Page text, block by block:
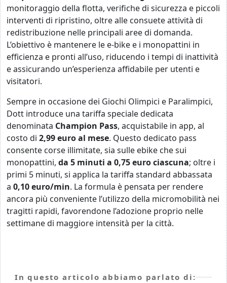
monitoraggio della flotta, verifiche di sicurezza e piccoli
interventi di ripristino, oltre alle consuete attività di
redistribuzione nelle principali aree di domanda.
L’obiettivo è mantenere le e-bike e i monopattini in
efficienza e pronti all’uso, riducendo i tempi di inattività
e assicurando un’esperienza affidabile per utenti e
visitatori.
Sempre in occasione dei Giochi Olimpici e Paralimpici,
Dott introduce una tariffa speciale dedicata
denominata Champion Pass, acquistabile in app, al
costo di 2,99 euro al mese. Questo dedicato pass
consente corse illimitate, sia sulle ebike che sui
monopattini, da 5 minuti a 0,75 euro ciascuna; oltre i
primi 5 minuti, si applica la tariffa standard abbassata
a 0,10 euro/min. La formula è pensata per rendere
ancora più conveniente l’utilizzo della micromobilità nei
tragitti rapidi, favorendone l’adozione proprio nelle
settimane di maggiore intensità per la città.
In questo articolo abbiamo parlato di: